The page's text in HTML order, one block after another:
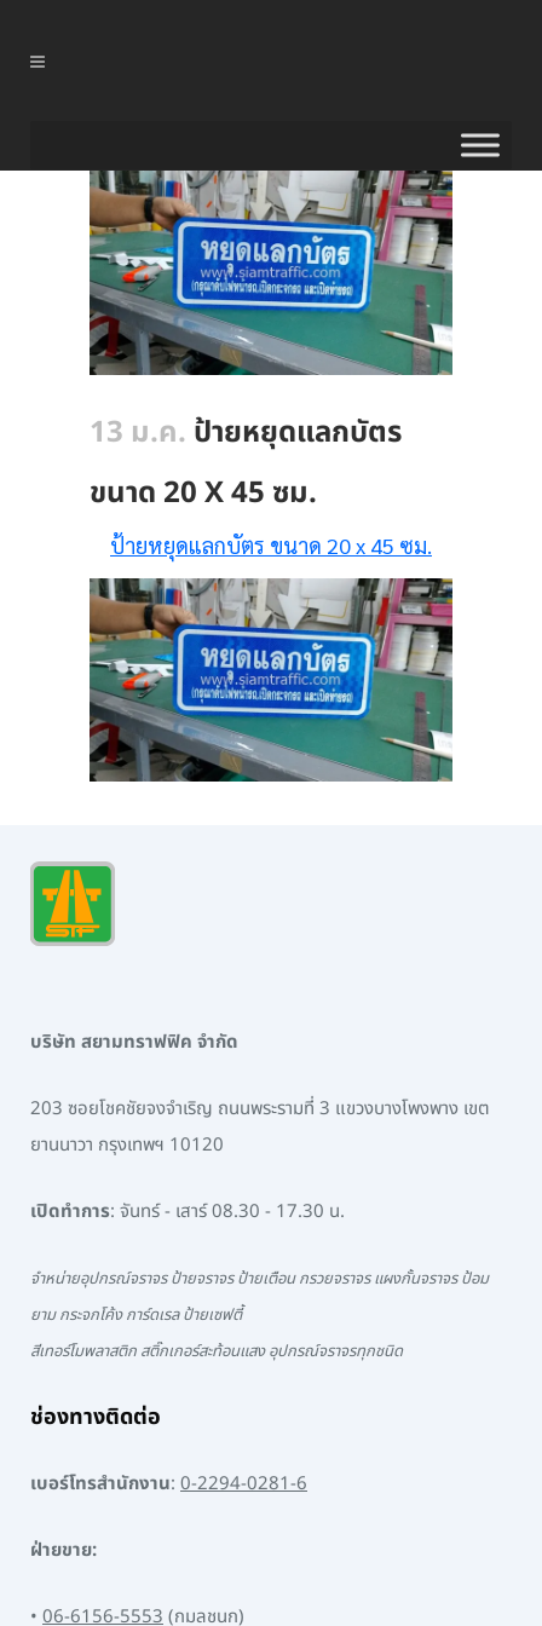
13 ม.ค. ป้ายหยุดแลกบัตร
ขนาด 20 X 45 ซม.
ป้ายหยุดแลกบัตร ขนาด 20 x 45 ซม.
บริษัท สยามทราฟฟิค จำกัด
203 ซอยโชคชัยจงจำเริญ ถนนพระรามที่ 3 แขวงบางโพงพาง เขต
ยานนาวา กรุงเทพฯ 10120
เปิดทำการ: จันทร์ - เสาร์ 08.30 - 17.30 น.
จำหน่ายอุปกรณ์จราจร ป้ายจราจร ป้ายเตือน กรวยจราจร แผงกั้นจราจร ป้อม
ยาม กระจกโค้ง การ์ดเรล ป้ายเซฟตี้
สีเทอร์โมพลาสติก สติ๊กเกอร์สะท้อนแสง อุปกรณ์จราจรทุกชนิด
ช่องทางติดต่อ
เบอร์โทรสำนักงาน: 0-2294-0281-6
ฝ่ายขาย:
• 06-6156-5553(กมลชนก)